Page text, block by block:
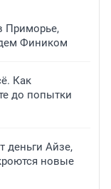
Приморье,
Фиником
Как
до попытки
деньги Айзе,
новые